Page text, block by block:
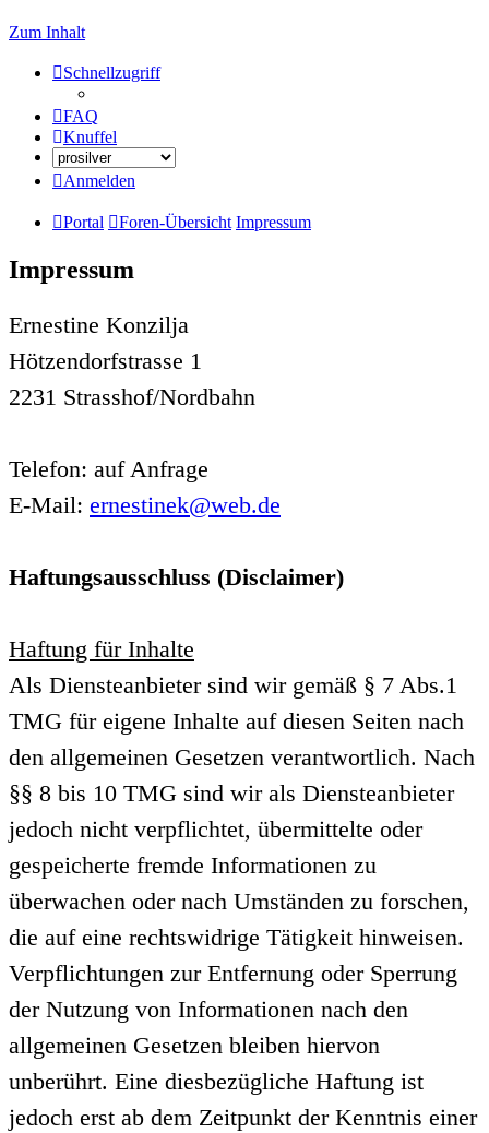
Zum Inhalt
Schnellzugriff
FAQ
Knuffel
Anmelden
Portal Foren-Übersicht Impressum
Impressum
Ernestine Konzilja
Hötzendorfstrasse 1
2231 Strasshof/Nordbahn
Telefon: auf Anfrage
E-Mail: ernestinek@web.de
Haftungsausschluss (Disclaimer)
Haftung für Inhalte
Als Diensteanbieter sind wir gemäß § 7 Abs.1
TMG für eigene Inhalte auf diesen Seiten nach
den allgemeinen Gesetzen verantwortlich. Nach
§§ 8 bis 10 TMG sind wir als Diensteanbieter
jedoch nicht verpflichtet, übermittelte oder
gespeicherte fremde Informationen zu
überwachen oder nach Umständen zu forschen,
die auf eine rechtswidrige Tätigkeit hinweisen.
Verpflichtungen zur Entfernung oder Sperrung
der Nutzung von Informationen nach den
allgemeinen Gesetzen bleiben hiervon
unberührt. Eine diesbezügliche Haftung ist
jedoch erst ab dem Zeitpunkt der Kenntnis einer